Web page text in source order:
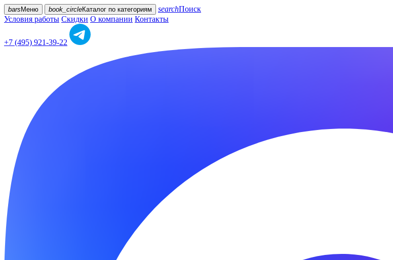
bars Меню book_circleКаталог по категориям searchПоиск
Условия работы Скидки О компании Контакты
+7 (495) 921-39-22